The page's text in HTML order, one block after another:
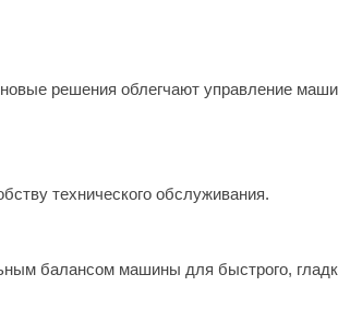
решения облегчают управление
технического обслуживания.
балансом машины для быстрого,